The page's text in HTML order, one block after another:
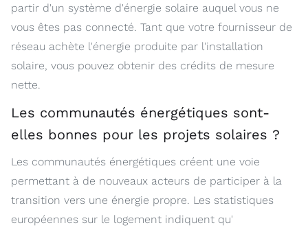
partir d'un système d'énergie solaire auquel vous ne
vous êtes pas connecté. Tant que votre fournisseur de
réseau achète l'énergie produite par l'installation
solaire, vous pouvez obtenir des crédits de mesure
nette.
Les communautés énergétiques sont-
elles bonnes pour les projets solaires ?
Les communautés énergétiques créent une voie
permettant à de nouveaux acteurs de participer à la
transition vers une énergie propre. Les statistiques
européennes sur le logement indiquent qu'